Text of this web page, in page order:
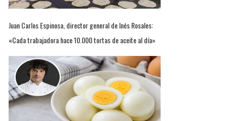
Juan Carlos Espinosa, director general de Inés Rosales:
«Cada trabajadora hace 10.000 tortas de aceite al día»